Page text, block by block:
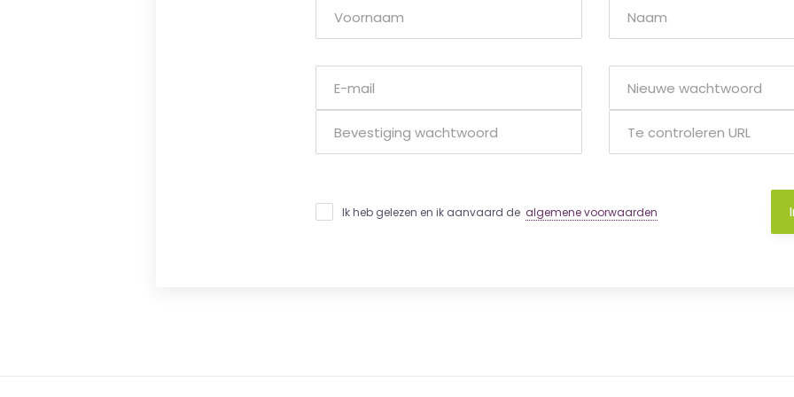
Ik heb gelezen en ik aanvaard de algemene voorwaarden